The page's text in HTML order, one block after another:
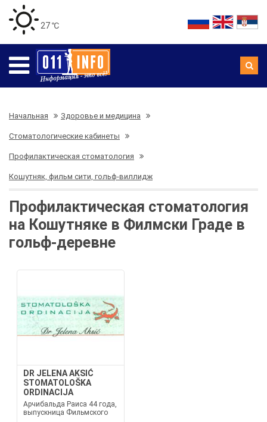
27 ℃
Начальная Здоровье и медицина
Стоматологические кабинеты
Профилактическая стоматология
Кошутняк, фильм сити, гольф-виллидж
Профилактическая стоматология
на Кошутняке в Филмски Граде в
гольф-деревне
DR JELENA AKSIĆ
STOMATOLOŠKA
ORDINACIJA
Арчибальда Раиса 44 года,
выпускница Фильмского